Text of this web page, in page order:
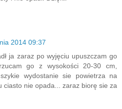
2014 09:37
ja zaraz po wyjęciu upuszczam go
go z wysokości 20-30 cm,
wydostanie sie powietrza na
ciasto nie opada... zaraz biorę sie za